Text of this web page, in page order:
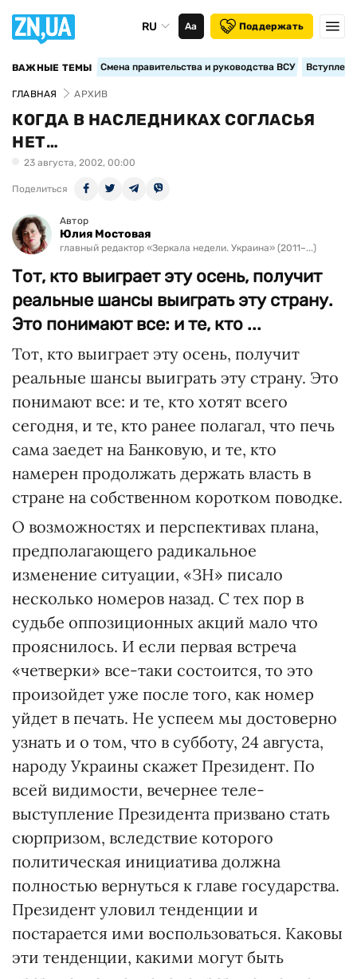
RU Аа Поддержать
ВАЖНЫЕ ТЕМЫ Смена правительства и руководства ВСУ
ГЛАВНАЯ АРХИВ
КОГДА В НАСЛЕДНИКАХ СОГЛАСЬЯ
НЕТ…
23 августа, 2002, 00:00
Поделиться
Автор
Юлия Мостовая
главный редактор «Зеркала недели. Украина» (2011–...)
Тот, кто выиграет эту осень, получит
реальные шансы выиграть эту страну.
Это понимают все: и те, кто ...
Тот, кто выиграет эту осень, получит
реальные шансы выиграть эту страну. Это
понимают все: и те, кто хотят всего
сегодня, и те, кто ранее полагал, что печь
сама заедет на Банковую, и те, кто
намерен продолжать держать власть в
стране на собственном коротком поводке.
О возможностях и перспективах плана,
предполагающего радикальное
изменение ситуации, «ЗН» писало
несколько номеров назад. С тех пор в
судьбе оппозиционных акций мало что
прояснилось. И если первая встреча
«четверки» все-таки состоится, то это
произойдет уже после того, как номер
уйдет в печать. Не успеем мы достоверно
узнать и о том, что в субботу, 24 августа,
народу Украины скажет Президент. По
всей видимости, вечернее теле-
выступление Президента призвано стать
сюрпризом, вследствие которого
политическая инициатива должна
полностью вернуться к главе государства.
Президент уловил тенденции и
постарается ими воспользоваться. Каковы
эти тенденции, какими могут быть